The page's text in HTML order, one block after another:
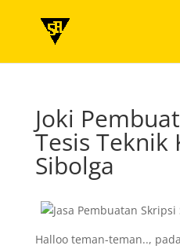
Joki
Tesis
Sibolga
Halloo teman-teman..,